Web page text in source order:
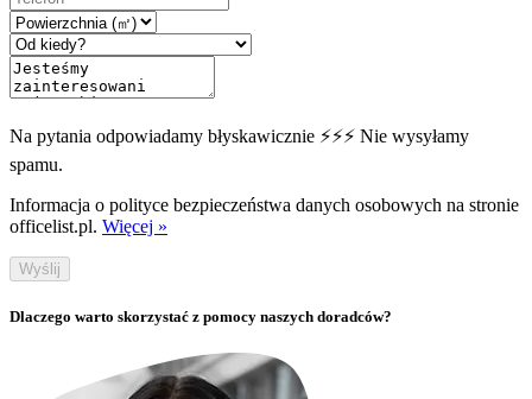
Na pytania odpowiadamy błyskawicznie ⚡⚡⚡ Nie wysyłamy
spamu.
Informacja o polityce bezpieczeństwa danych osobowych na stronie
officelist.pl. Więcej »
Wyślij
Dlaczego warto skorzystać z pomocy naszych doradców?